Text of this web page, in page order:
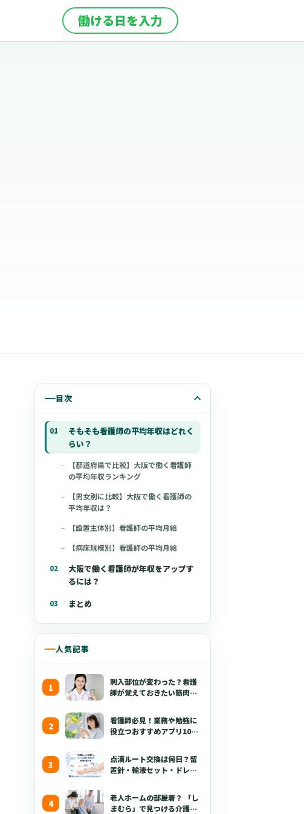
働ける日を入力
目次
そもそも看護師の平均年収はどれく
らい？
【都道府県で比較】大阪で働く看護師
の平均年収ランキング
【男女別に比較】大阪で働く看護師の
平均年収は？
【設置主体別】看護師の平均月給
【病床規模別】看護師の平均月給
大阪で働く看護師が年収をアップす
るには？
まとめ
人気記事
刺入部位が変わった？看護
師が覚えておきたい筋肉注
看護師必見！業務や勉強に
役立つおすすめアプリ10選
点滴ルート交換は何日？留
置針・輸液セット・ドレッ
【2026年版】
老人ホームの部屋着？ 「し
まむら」で見つける介護職